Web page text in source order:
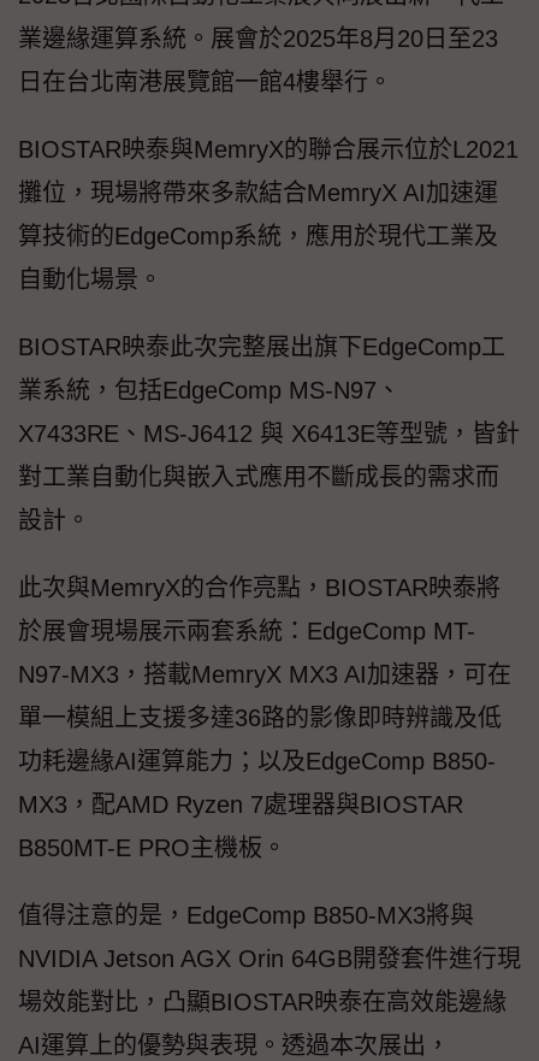
業邊緣運算系統。展會於2025年8月20日至23
日在台北南港展覽館一館4樓舉行。
BIOSTAR映泰與MemryX的聯合展示位於L2021
攤位，現場將帶來多款結合MemryX AI加速運
算技術的EdgeComp系統，應用於現代工業及
自動化場景。
BIOSTAR映泰此次完整展出旗下EdgeComp工
業系統，包括EdgeComp MS-N97、
X7433RE、MS-J6412 與 X6413E等型號，皆針
對工業自動化與嵌入式應用不斷成長的需求而
設計。
此次與MemryX的合作亮點，BIOSTAR映泰將
於展會現場展示兩套系統：EdgeComp MT-
N97-MX3，搭載MemryX MX3 AI加速器，可在
單一模組上支援多達36路的影像即時辨識及低
功耗邊緣AI運算能力；以及EdgeComp B850-
MX3，配AMD Ryzen 7處理器與BIOSTAR
B850MT-E PRO主機板。
值得注意的是，EdgeComp B850-MX3將與
NVIDIA Jetson AGX Orin 64GB開發套件進行現
場效能對比，凸顯BIOSTAR映泰在高效能邊緣
AI運算上的優勢與表現。透過本次展出，